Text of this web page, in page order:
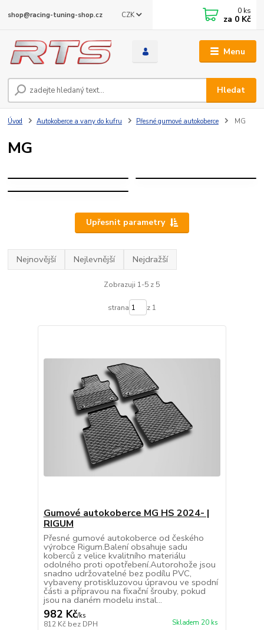
Menu
CZK
Hledat
shop@racing-tuning-shop.cz 0 ks
za 0 Kč
Úvod Autokoberce a vany do kufru Přesné gumové autokoberce MG
MG
Upřesnit parametry
Nejnovější Nejlevnější Nejdražší
Zobrazuji 1-5 z 5
strana z 1
Gumové autokoberce MG HS 2024- |
RIGUM
Přesné gumové autokoberce od českého
výrobce Rigum.Balení obsahuje sadu
koberců z velice kvalitního materiálu
odolného proti opotřebení.Autorohože jsou
snadno udržovatelné bez podílu PVC,
vybaveny protiskluzovou úpravou ve spodní
části a přípravou na fixační šrouby, pokud
jsou na daném modelu instal...
982 Kč/ks
812 Kč bez DPH Skladem 20 ks